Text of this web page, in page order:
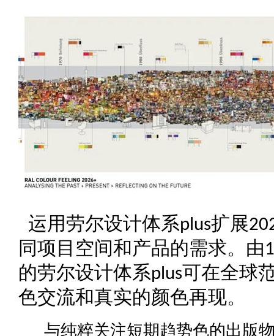
运用劳尔设计体系plus扩展
同项目空间和产品的需求。由
的劳尔设计体系plus可在全球
色交流和真实的颜色再现。
与纯粹关注短期趋势色的出版